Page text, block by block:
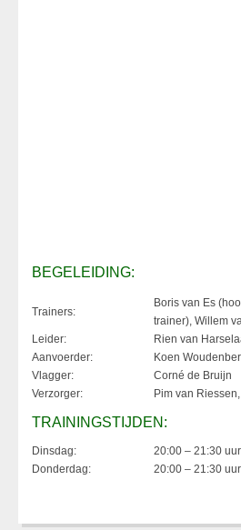
BEGELEIDING:
Trainers:
Boris van Es
trainer), Willem
Leider:
Rien van
Aanvoerder:
Koen
Vlagger:
Corné de Bruijn
Verzorger:
Pim van
TRAININGSTIJDEN:
Dinsdag:
20:00 – 21:30 uur
Donderdag:
20:00 – 21:30 uur